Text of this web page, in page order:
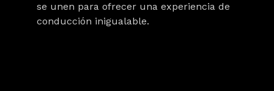
se unen para ofrecer una experiencia de
conducción inigualable.